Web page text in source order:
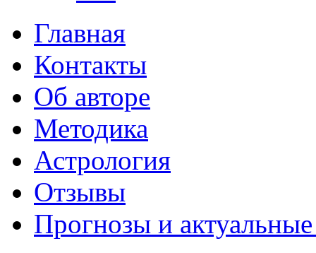
Главная
Контакты
Об авторе
Методика
Астрология
Отзывы
Прогнозы и